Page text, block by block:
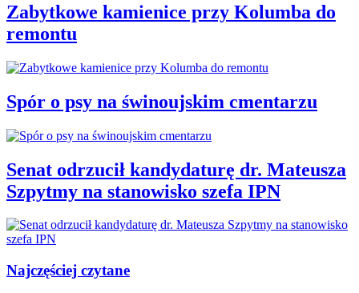
Zabytkowe kamienice przy Kolumba do
remontu
Spór o psy na świnoujskim cmentarzu
Senat odrzucił kandydaturę dr. Mateusza
Szpytmy na stanowisko szefa IPN
Najczęściej czytane